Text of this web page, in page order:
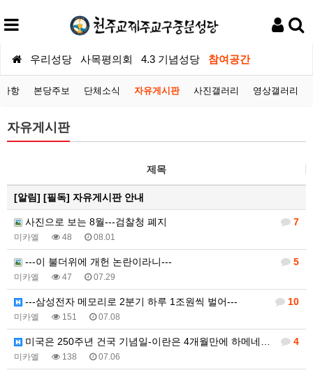
우리성당 사목평의회 4.3 기념성당 참여공간
항 본당주보 단체소식 자유게시판 사진갤러리 영상갤러리
자유게시판
제목
[알림] [필독] 자유게시판 안내
7
사진으로 보는 8월---검찰청 폐지
미카엘 48 08.01
5
---이 불더위에 개헌 논란이라니---
미카엘 47 07.29
10
---삼성전자 메모리로 2분기 하루 1조원씩 벌어---
미카엘 151 07.08
4
미국은 250주년 건국 기념일-이란은 4개월만에 하메네…
미카엘 138 07.06